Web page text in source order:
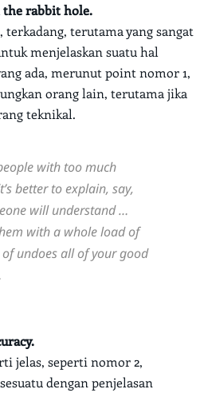
the rabbit hole.
terutama yang sangat
menjelaskan suatu hal
ada, merunut point nomor 1,
orang lain, terutama jika
teknikal.
with too much
better to explain, say,
will understand …
with a whole load of
undoes all of your good
jelas, seperti nomor 2,
dengan penjelasan